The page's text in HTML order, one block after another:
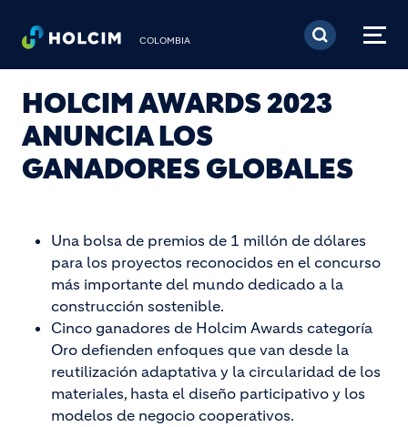
Pasar al contenido
COLOMBIA
HOLCIM AWARDS 2023
ANUNCIA LOS
GANADORES GLOBALES
Una bolsa de premios de 1 millón de dólares
para los proyectos reconocidos en el concurso
más importante del mundo dedicado a la
construcción sostenible.
Cinco ganadores de Holcim Awards categoría
Oro defienden enfoques que van desde la
reutilización adaptativa y la circularidad de los
materiales, hasta el diseño participativo y los
modelos de negocio cooperativos.